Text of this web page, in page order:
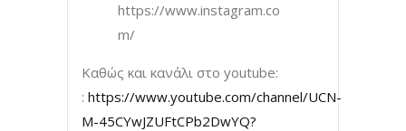
https://www.instagram.co
m/
Καθώς και κανάλι στο youtube:
: https://www.youtube.com/channel/UCN-
M-45CYwJZUFtCPb2DwYQ?